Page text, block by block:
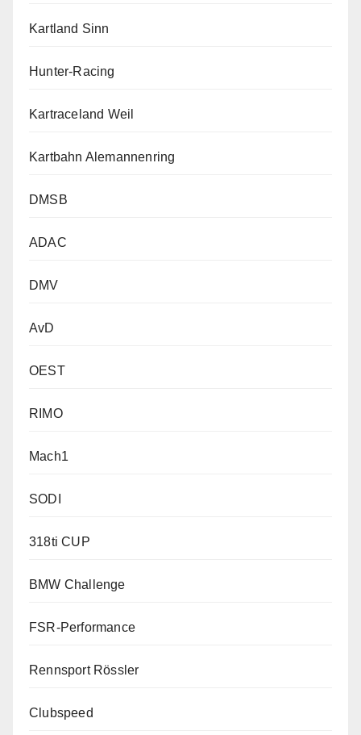
Kartland Sinn
Hunter-Racing
Kartraceland Weil
Kartbahn Alemannenring
DMSB
ADAC
DMV
AvD
OEST
RIMO
Mach1
SODI
318ti CUP
BMW Challenge
FSR-Performance
Rennsport Rössler
Clubspeed